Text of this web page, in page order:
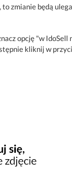
zmianie będą
opcję "w
kliknij w